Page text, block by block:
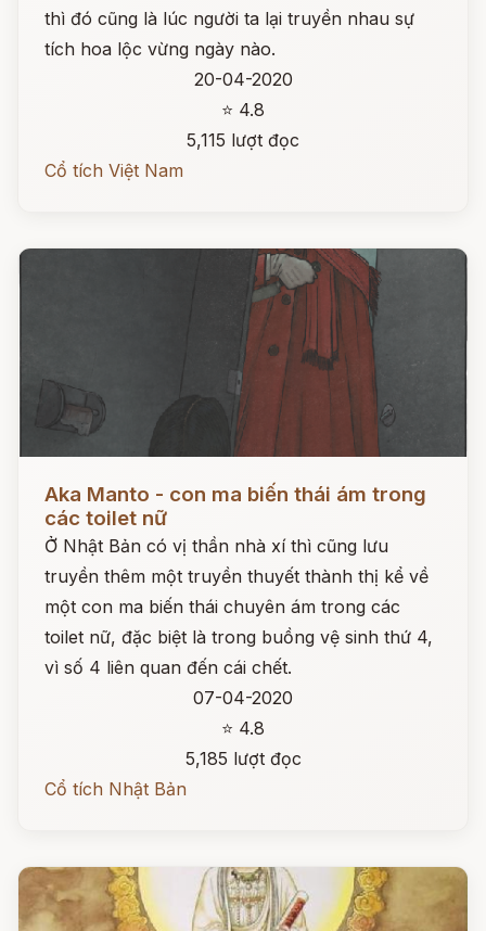
thì đó cũng là lúc người ta lại truyền nhau sự
tích hoa lộc vừng ngày nào.
20-04-2020
⭐ 4.8
5,115 lượt đọc
Cổ tích Việt Nam
Aka Manto - con ma biến thái ám trong
các toilet nữ
Ở Nhật Bản có vị thần nhà xí thì cũng lưu
truyền thêm một truyền thuyết thành thị kể về
một con ma biến thái chuyên ám trong các
toilet nữ, đặc biệt là trong buồng vệ sinh thứ 4,
vì số 4 liên quan đến cái chết.
07-04-2020
⭐ 4.8
5,185 lượt đọc
Cổ tích Nhật Bản